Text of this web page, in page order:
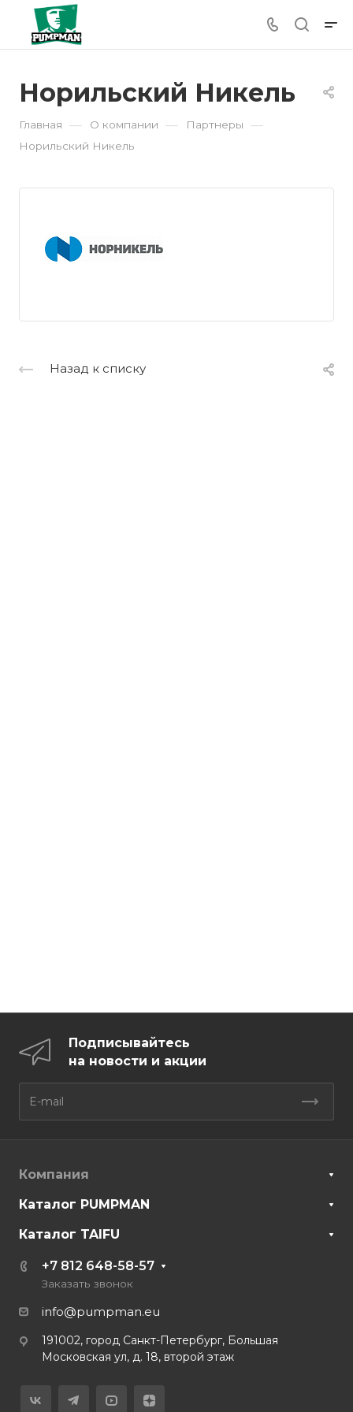
Норильский Никель
Главная — О компании — Партнеры —
Норильский Никель
Назад к списку
Подписывайтесь
на новости и акции
Компания
Каталог PUMPMAN
Каталог TAIFU
+7 812 648-58-57
Заказать звонок
info@pumpman.eu
191002, город Санкт-Петербург, Большая
Московская ул, д. 18, второй этаж